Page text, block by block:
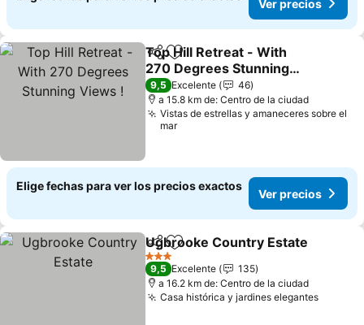
Ver precios
Compartir
Agregar a favoritos
Top Hill Retreat - With
270 Degrees Stunning
Views !
Ver precios
9,5 Excelente
46
a 15.8 km de: Centro de la ciudad
Vistas de estrellas y amaneceres sobre el
mar
Elige fechas para ver los precios exactos
Ver precios
CompartirAgregar a favoritos
Ugbrooke Country Estate
3 Estrellas
9,5 Excelente
135
a 16.2 km de: Centro de la ciudad
Casa histórica y jardines elegantesVer